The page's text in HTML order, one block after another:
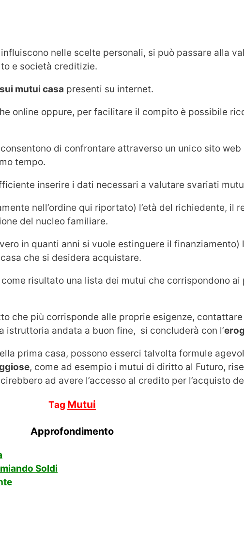
nelle scelte personali, si può passare alla
e società creditizie.
mutui casa presenti su internet.
online oppure, per facilitare il compito è possibile
di confrontare attraverso un unico sito
tempo.
inserire i dati necessari a valutare svariati
nell’ordine qui riportato) l’età del richiedente, il
del nucleo familiare.
in quanti anni si vuole estinguere il
che si desidera acquistare.
risultato una lista dei mutui che corrispondono
che più corrisponde alle proprie esigenze,
andata a buon fine, si concluderà con l’
prima casa, possono esserci talvolta formule
, come ad esempio i mutui di diritto al Futuro,
ad avere l’accesso al credito per l’acquisto
Tag Mutui
Approfondimento
Soldi